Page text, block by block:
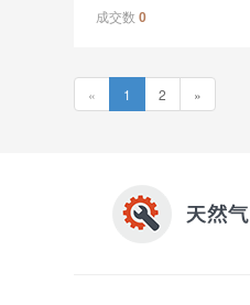
成交数 0
« 1 2 »